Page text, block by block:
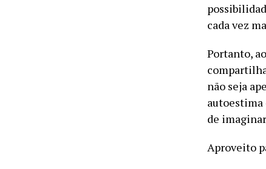
cada vez
Portanto,
não seja
autoestima
de
Aproveito